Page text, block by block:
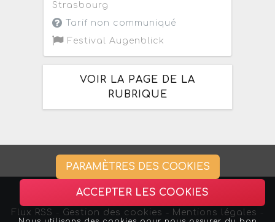
Strasbourg
Tarif non communiqué
Festival Augenblick
VOIR LA PAGE DE LA
RUBRIQUE
Flux RSS Gestion des cookies - Mentions légales
PARAMÈTRES DES COOKIES
ACCEPTER LES COOKIES